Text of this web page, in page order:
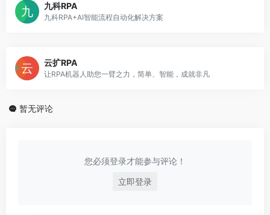
九科RPA
九科RPA+AI智能流程自动化解决方案
云扩RPA
让RPA机器人助您一臂之力，简单、智能，成就非凡
暂无评论
您必须登录才能参与评论！
立即登录